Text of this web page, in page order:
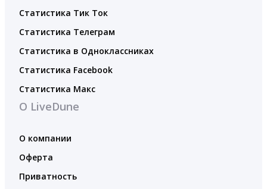
Статистика Тик Ток
Статистика Телеграм
Статистика в Одноклассниках
Статистика Facebook
Статистика Макс
О LiveDune
О компании
Оферта
Приватность